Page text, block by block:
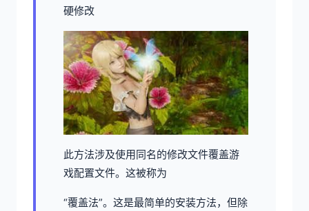
硬修改
此方法涉及使用同名的修改文件覆盖游
戏配置文件。这被称为
“覆盖法”。这是最简单的安装方法，但除